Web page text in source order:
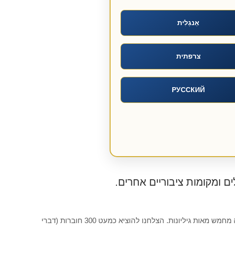
אַנגְלִית
צרפתית
РУССКИЙ
ומקומות ציבוריים אחרים.
מאות גיליונות.
הצלחנו להוציא כמעט 300 חוברות (דברי